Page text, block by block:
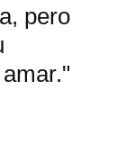
pero